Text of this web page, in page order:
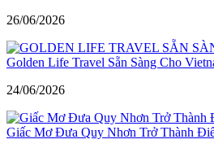
26/06/2026
Golden Life Travel Sẵn Sàng Cho
24/06/2026
Giấc Mơ Đưa Quy Nhơn Trở Thành